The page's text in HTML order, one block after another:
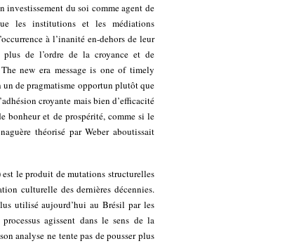
du soi comme agent de
les institutions et les médiations
à l’inanité en-dehors de leur
plus de l’ordre de la croyance et de
new era message is one of timely
un de pragmatisme opportun plutôt que
croyante mais bien d’efficacité
bonheur et de prospérité, comme si le
théorisé par Weber aboutissait
le produit de mutations structurelles
culturelle des dernières décennies.
utilisé aujourd’hui au Brésil par les
agissent dans le sens de la
analyse ne tente pas de pousser plus